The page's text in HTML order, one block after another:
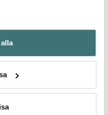
geografiska plats som
upp till flera meter
att aktivt skanna den för
uppgifter
ditt samtycke när som
våra kunder